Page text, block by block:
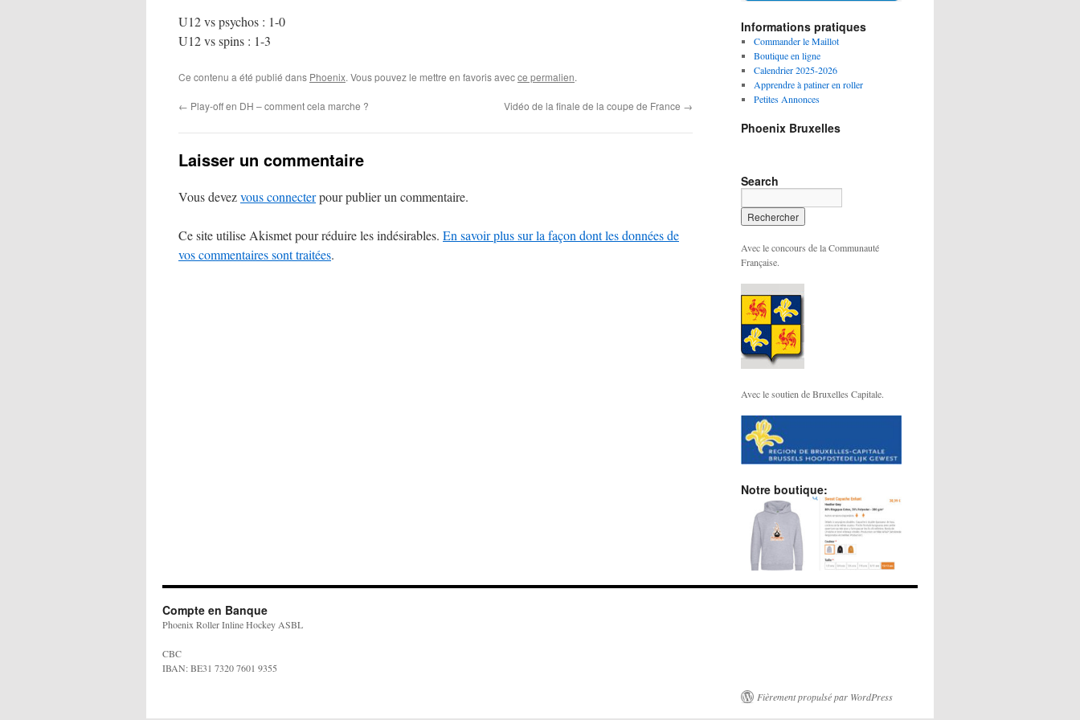
U12 vs psychos : 1-0
U12 vs spins : 1-3
Ce contenu a été publié dans Phoenix. Vous pouvez le mettre en favoris avecce permalien.
← Play-off en DH – comment cela marche ? Vidéo de la finale de la coupe de France →
Laisser un commentaire
Vous devezvous connecterpour publier un commentaire.
Ce site utilise Akismet pour réduire les indésirables. En savoir plus sur la façon dont les données de
vos commentaires sont traitées.
Informations pratiques
Commander le Maillot
Boutique en ligne
Calendrier 2025-2026
Apprendre à patiner en roller
Petites Annonces
Phoenix Bruxelles
Search
Avec le concours de la Communauté
Française.
Avec le soutien de Bruxelles Capitale.
Notre boutique:
Compte en Banque
Phoenix Roller Inline Hockey ASBL
CBC
IBAN: BE31 7320 7601 9355
Fièrement propulsé par WordPress